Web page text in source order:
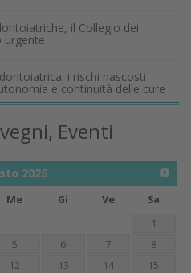
il Collegio dei
urgente
i rischi nascosti
e continuità delle cure
Eventi
2026
Me Gi Ve
Sa
1
5 6 7
8
12 13 14
15